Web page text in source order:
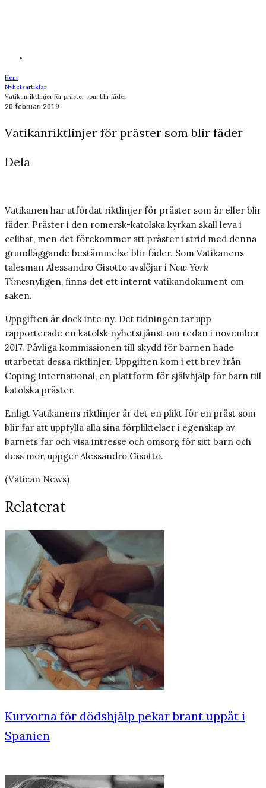
Hem
Nyhetsartiklar
Vatikanriktlinjer för präster som blir fäder
20 februari 2019
Vatikanriktlinjer för präster som blir fäder
Dela
Vatikanen har utfördat riktlinjer för präster som är eller blir
fäder. Präster i den romersk-katolska kyrkan skall leva i
celibat, men det förekommer att präster i strid med denna
grundläggande bestämmelse blir fäder. Som Vatikanens
talesman Alessandro Gisotto avslöjar i New York
Timesnyligen, finns det ett internt vatikandokument om
saken.
Uppgiften är dock inte ny. Det tidningen tar upp
rapporterade en katolsk nyhetstjänst om redan i november
2017. Påvliga kommissionen till skydd för barnen hade
utarbetat dessa riktlinjer. Uppgiften kom i ett brev från
Coping International, en plattform för självhjälp för barn till
katolska präster.
Enligt Vatikanens riktlinjer är det en plikt för en präst som
blir far att uppfylla alla sina förpliktelser i egenskap av
barnets far och visa intresse och omsorg för sitt barn och
dess mor, uppger Alessandro Gisotto.
(Vatican News)
Relaterat
Kurvorna för dödshjälp pekar brant uppåt i
Spanien